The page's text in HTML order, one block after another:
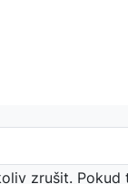
zrušit. Pokud